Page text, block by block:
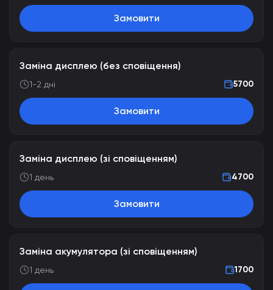
Замовити
Заміна дисплею (без сповіщення)
1-2 дні 5700
Замовити
Заміна дисплею (зі сповіщенням)
1 день 4700
Замовити
Заміна акумулятора (зі сповіщенням)
1 день 1700